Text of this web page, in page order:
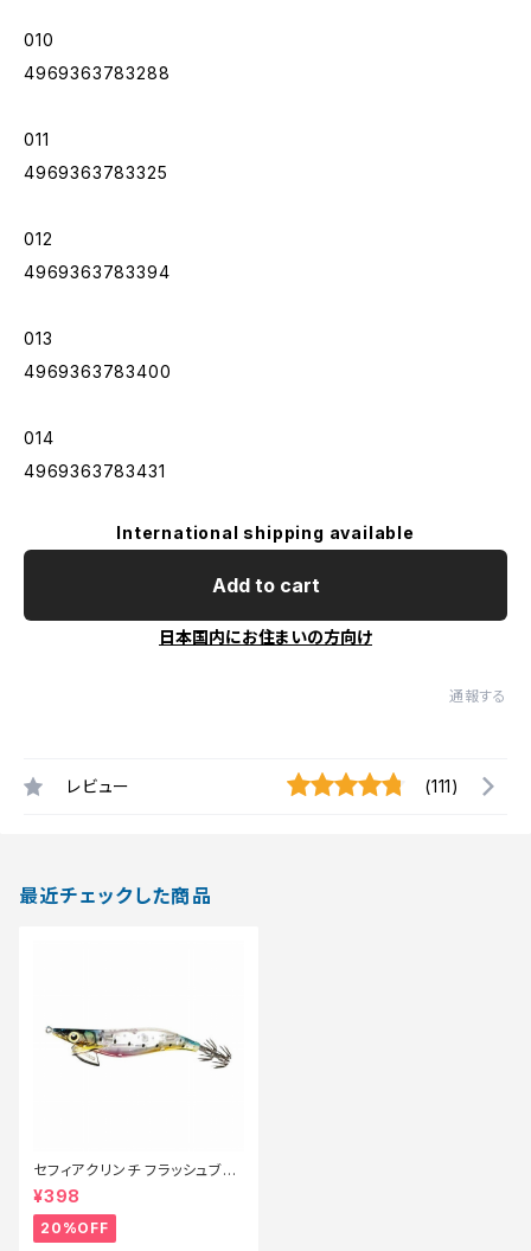
010
4969363783288
011
4969363783325
012
4969363783394
013
4969363783400
014
4969363783431
International shipping available
Add to cart
日本国内にお住まいの方向け
通報する
レビュー (111)
最近チェックした商品
セフィアクリンチ フラッシュブー
スト 3号 QE−X30T 013【特価
ルアー】【20】
¥398
20%OFF